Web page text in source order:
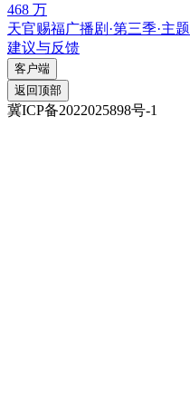
468 万
天官赐福广播剧·第三季·主
建议与反馈
客户端
返回顶部
冀ICP备2022025898号-1